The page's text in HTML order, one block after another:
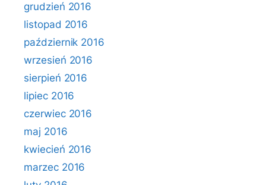
grudzień 2016
listopad 2016
październik 2016
wrzesień 2016
sierpień 2016
lipiec 2016
czerwiec 2016
maj 2016
kwiecień 2016
marzec 2016